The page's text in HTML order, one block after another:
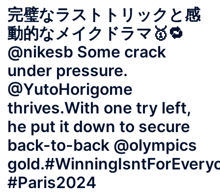
完璧なラストトリックと感
動的なメイクドラマ🥇🔁
@nikesb Some crack
under pressure.
@YutoHorigome
thrives.With one try left,
he put it down to secure
back-to-back @olympics
#Paris2024